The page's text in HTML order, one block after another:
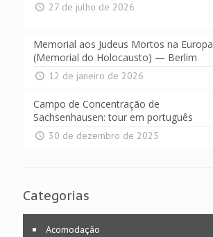
27 de julho de 2026
Memorial aos Judeus Mortos na Europa
(Memorial do Holocausto) — Berlim
12 de janeiro de 2026
Campo de Concentração de
Sachsenhausen: tour em português
30 de dezembro de 2025
Categorias
Acomodação